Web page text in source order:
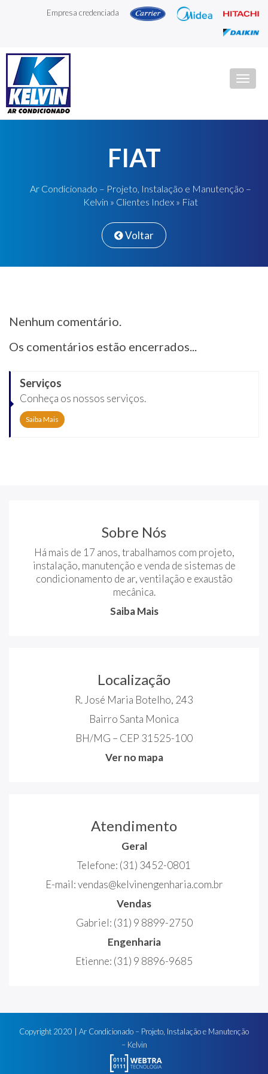
Empresa credenciada
FIAT
Ar Condicionado – Projeto, Instalação e Manutenção –
Kelvin » Clientes Index » Fiat
Voltar
Nenhum comentário.
Os comentários estão encerrados...
Serviços
Conheça os nossos serviços.
Saiba Mais
Sobre Nós
Há mais de 17 anos, trabalhamos com projeto,
instalação, manutenção e venda de sistemas de
condicionamento de ar, ventilação e exaustão
mecânica.
Saiba Mais
Localização
R. José Maria Botelho, 243
Bairro Santa Monica
BH/MG – CEP 31525-100
Ver no mapa
Atendimento
Geral
Telefone: (31) 3452-0801
E-mail:vendas@kelvinengenharia.com.br
Vendas
Gabriel: (31) 9 8899-2750
Engenharia
Etienne: (31) 9 8896-9685
Copyright 2020 | Ar Condicionado – Projeto, Instalação e Manutenção
– Kelvin